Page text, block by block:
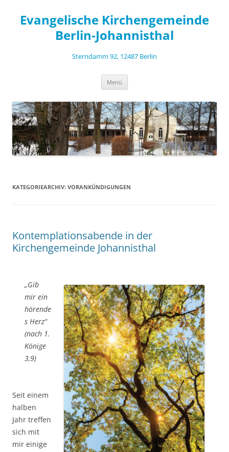
springen
Evangelische Kirchengemeinde
Berlin-Johannisthal
Sterndamm 92, 12487 Berlin
Menü
KATEGORIEARCHIV: VORANKÜNDIGUNGEN
Kontemplationsabende in der
Kirchengemeinde Johannisthal
„Gib
mir ein
hörende
s Herz“
(nach 1.
Könige
3,9)
Seit einem
halben
Jahr treffen
sich mit
mir einige